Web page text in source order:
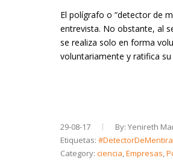
El polígrafo o “detector de
entrevista. No obstante, al
se realiza solo en forma
voluntariamente y ratifica
29-08-17
By: Yenireth
Etiquetas:#DetectorDeMentira
Category:ciencia,Empresas,